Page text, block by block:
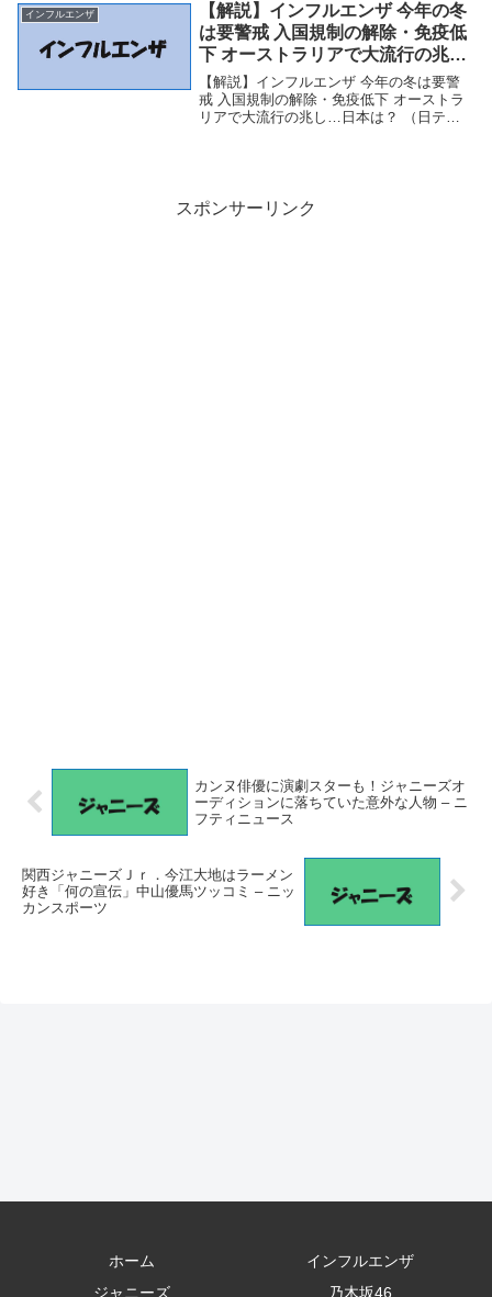
インフルエンザ
【解説】インフルエンザ 今年の冬
は要警戒 入国規制の解除・免疫低
下 オーストラリアで大流行の兆
し…日本は？ （日テレNEWS） –
Yahoo!ニュース – Yahoo!ニュー
ス
【解説】インフルエンザ 今年の冬は要警
戒 入国規制の解除・免疫低下 オーストラ
リアで大流行の兆し…日本は？ （日テレ
スポンサーリンク
カンヌ俳優に演劇スターも！ジャニーズオ
ーディションに落ちていた意外な人物 – ニ
フティニュース
関西ジャニーズＪｒ．今江大地はラーメン
好き「何の宣伝」中山優馬ツッコミ – ニッ
カンスポーツ
ホーム
インフルエンザ
ジャニーズ
乃木坂46